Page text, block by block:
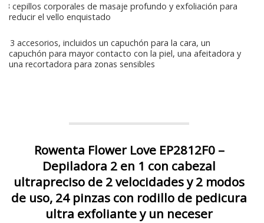
3 cepillos corporales de masaje profundo y exfoliación para
reducir el vello enquistado
13 accesorios, incluidos un capuchón para la cara, un
capuchón para mayor contacto con la piel, una afeitadora y
una recortadora para zonas sensibles
Rowenta Flower Love EP2812F0 –
Depiladora 2 en 1 con cabezal
ultrapreciso de 2 velocidades y 2 modos
de uso, 24 pinzas con rodillo de pedicura
ultra exfoliante y un neceser